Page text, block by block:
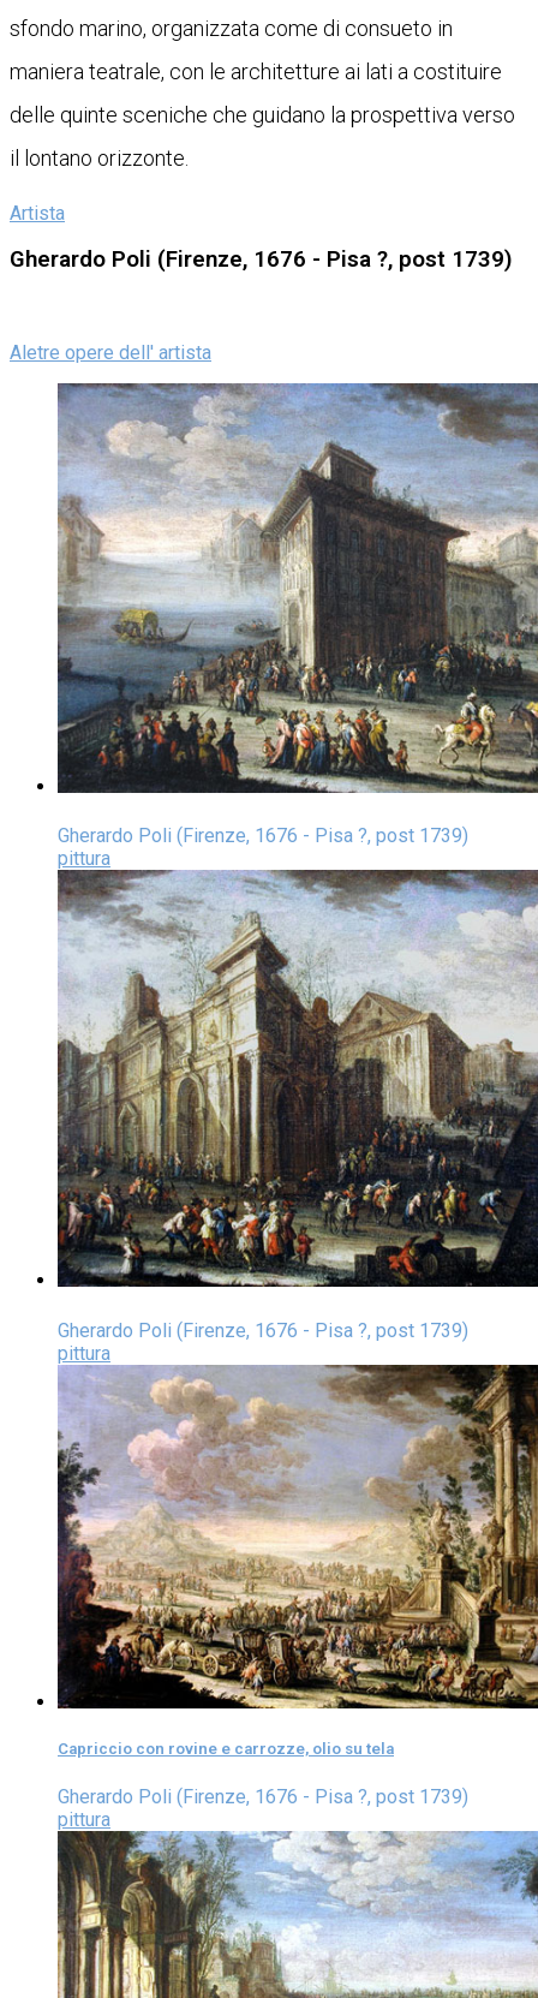
sfondo marino, organizzata come di consueto in
maniera teatrale, con le architetture ai lati a costituire
delle quinte sceniche che guidano la prospettiva verso
il lontano orizzonte.
Artista
Gherardo Poli (Firenze, 1676 - Pisa ?, post 1739)
Aletre opere dell' artista
Gherardo Poli (Firenze, 1676 - Pisa ?, post 1739)
pittura
Gherardo Poli (Firenze, 1676 - Pisa ?, post 1739)
pittura
Capriccio con rovine e carrozze, olio su tela
Gherardo Poli (Firenze, 1676 - Pisa ?, post 1739)
pittura